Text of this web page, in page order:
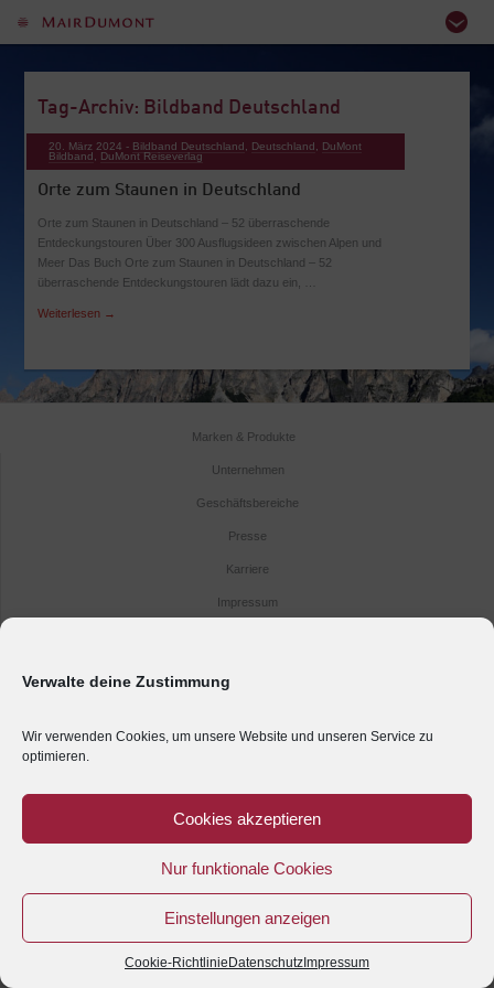
Verwalte deine Zustimmung
Wir verwenden Cookies, um unsere Website und unseren Service zu
optimieren.
Cookies akzeptieren
Nur funktionale Cookies
Einstellungen anzeigen
Cookie-Richtlinie Datenschutz Impressum
Tag-Archiv: Bildband Deutschland
20. März 2024 - Bildband Deutschland, Deutschland, DuMont
Bildband, DuMont Reiseverlag
Orte zum Staunen in Deutschland
Orte zum Staunen in Deutschland – 52 überraschende
Entdeckungstouren Über 300 Ausflugsideen zwischen Alpen und
Meer Das Buch Orte zum Staunen in Deutschland – 52
überraschende Entdeckungstouren lädt dazu ein, …
Weiterlesen →
Marken & Produkte
Unternehmen
Geschäftsbereiche
Presse
Karriere
Impressum